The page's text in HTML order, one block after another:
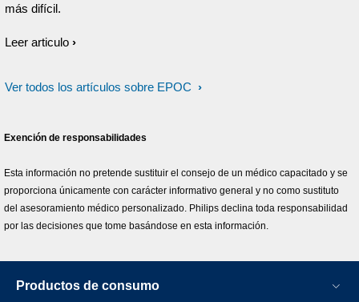
más difícil.
Leer articulo
Ver todos los artículos sobre EPOC
Exención de responsabilidades
Esta información no pretende sustituir el consejo de un médico capacitado y se
proporciona únicamente con carácter informativo general y no como sustituto
del asesoramiento médico personalizado. Philips declina toda responsabilidad
por las decisiones que tome basándose en esta información.
Productos de consumo